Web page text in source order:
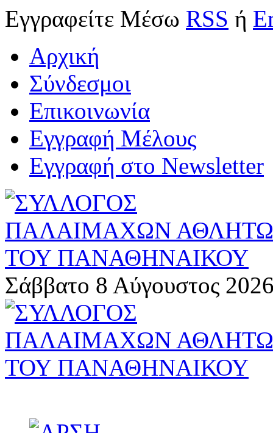
Εγγραφείτε Μέσω RSS ή
Αρχική
Σύνδεσμοι
Επικοινωνία
Εγγραφή Μέλους
Εγγραφή στο Newsletter
Σάββατο 8 Αύγουστος